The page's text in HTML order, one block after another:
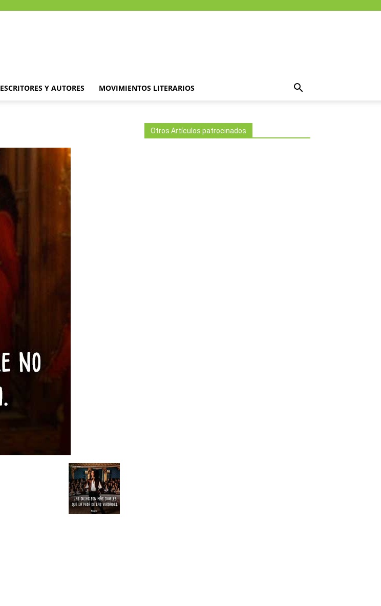
ESCRITORES Y AUTORES MOVIMIENTOS LITERARIOS
Otros Artículos patrocinados